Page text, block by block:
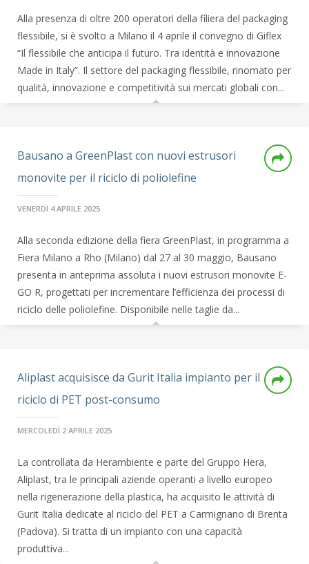
Alla presenza di oltre 200 operatori della filiera del packaging
flessibile, si è svolto a Milano il 4 aprile il convegno di Giflex
“Il flessibile che anticipa il futuro. Tra identità e innovazione
Made in Italy”. Il settore del packaging flessibile, rinomato per
qualità, innovazione e competitività sui mercati globali con...
Bausano a GreenPlast con nuovi estrusori
monovite per il riciclo di poliolefine
VENERDÌ 4 APRILE 2025
Alla seconda edizione della fiera GreenPlast, in programma a
Fiera Milano a Rho (Milano) dal 27 al 30 maggio, Bausano
presenta in anteprima assoluta i nuovi estrusori monovite E-
GO R, progettati per incrementare l’efficienza dei processi di
riciclo delle poliolefine. Disponibile nelle taglie da...
Aliplast acquisisce da Gurit Italia impianto per il
riciclo di PET post-consumo
MERCOLEDÌ 2 APRILE 2025
La controllata da Herambiente e parte del Gruppo Hera,
Aliplast, tra le principali aziende operanti a livello europeo
nella rigenerazione della plastica, ha acquisito le attività di
Gurit Italia dedicate al riciclo del PET a Carmignano di Brenta
(Padova). Si tratta di un impianto con una capacità
produttiva...